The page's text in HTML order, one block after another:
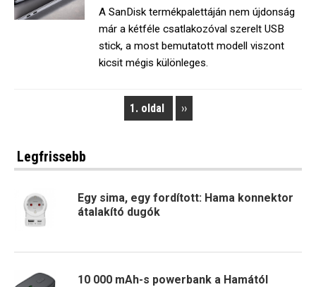
A SanDisk termékpalettáján nem újdonság
már a kétféle csatlakozóval szerelt USB
stick, a most bemutatott modell viszont
kicsit mégis különleges.
1. oldal
Next
page
››
Legfrissebb
Egy sima, egy fordított: Hama konnektor
átalakító dugók
10 000 mAh-s powerbank a Hamától